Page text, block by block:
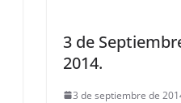
3 de
2014.
3 de septiembre de